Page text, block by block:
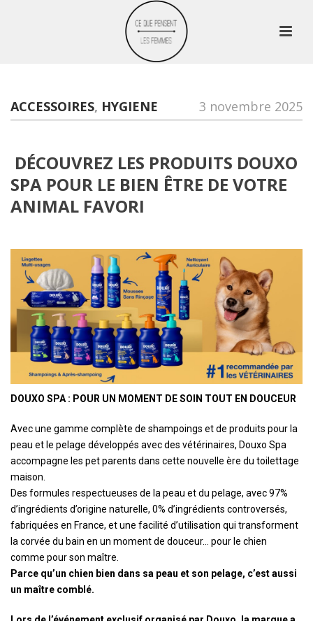
ACCESSOIRES, HYGIENE 3 novembre 2025
DÉCOUVREZ LES PRODUITS DOUXO
SPA POUR LE BIEN ÊTRE DE VOTRE
ANIMAL FAVORI
DOUXO SPA : POUR UN MOMENT DE SOIN TOUT EN DOUCEUR
Avec une gamme complète de shampoings et de produits pour la
peau et le pelage développés avec des vétérinaires, Douxo Spa
accompagne les pet parents dans cette nouvelle ère du toilettage
maison.
Des formules respectueuses de la peau et du pelage, avec 97%
d’ingrédients d’origine naturelle, 0% d’ingrédients controversés,
fabriquées en France, et une facilité d’utilisation qui transforment
la corvée du bain en un moment de douceur… pour le chien
comme pour son maître.
Parce qu’un chien bien dans sa peau et son pelage, c’est aussi
un maître comblé.